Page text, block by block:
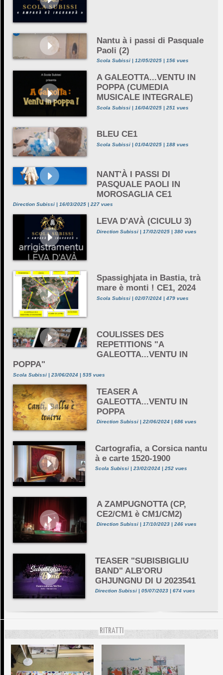
Nantu à i passi di Pasquale
Paoli (2)
Scola Subissi | 12/05/2025 | 156 vues
A GALEOTTA...VENTU IN
POPPA (CUMEDIA
MUSICALE INTEGRALE)
Scola Subissi | 16/04/2025 | 251 vues
BLEU CE1
Scola Subissi | 01/04/2025 | 188 vues
NANT'À I PASSI DI
PASQUALE PAOLI IN
MOROSAGLIA CE1
Direction Subissi | 16/03/2025 | 227 vues
LEVA D'AVÀ (CICULU 3)
Direction Subissi | 17/02/2025 | 380 vues
Spassighjata in Bastia, trà
mare è monti ! CE1, 2024
Scola Subissi | 02/07/2024 | 479 vues
COULISSES DES
REPETITIONS "A
GALEOTTA...VENTU IN
POPPA"
Scola Subissi | 23/06/2024 | 535 vues
TEASER A
GALEOTTA...VENTU IN
POPPA
Direction Subissi | 22/06/2024 | 686 vues
Cartografia, a Corsica nantu
à e carte 1520-1900
Scola Subissi | 23/02/2024 | 252 vues
A ZAMPUGNOTTA (CP,
CE2/CM1 è CM1/CM2)
Direction Subissi | 17/10/2023 | 246 vues
TEASER "SUBISBIGLIU
BAND" ALB'ORU
GHJUNGNU DI U 2023541
Direction Subissi | 05/07/2023 | 674 vues
RITRATTI